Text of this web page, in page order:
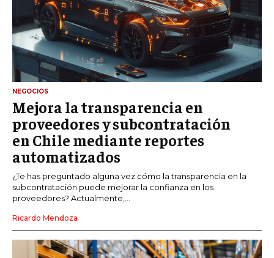
NEGOCIOS
Mejora la transparencia en
proveedores y subcontratación
en Chile mediante reportes
automatizados
¿Te has preguntado alguna vez cómo la transparencia en la
subcontratación puede mejorar la confianza en los
proveedores? Actualmente,...
Ricardo Mendoza